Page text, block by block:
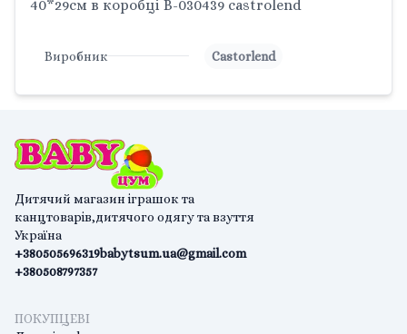
40*29см в коробці B-030439 castrolend
Виробник Castorlend
Дитячий магазин іграшок та
канцтоварів,дитячого одягу та взуття
Україна
+380505696319
+380508797357
babytsum.ua@gmail.com
ПОКУПЦЕВІ